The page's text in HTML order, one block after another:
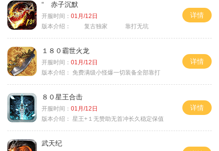
“ 赤子沉默
开服时间： 01月/12日
版本介绍：
复古独家 靠打无坑
详情
１８０霸世火龙
开服时间： 01月/12日
版本介绍： 免费满级小怪爆一切装备全部靠打
详情
８０星王合击
开服时间： 01月/12日
版本介绍： 星王+１无赞助无首冲长久稳定保值
详情
武天纪